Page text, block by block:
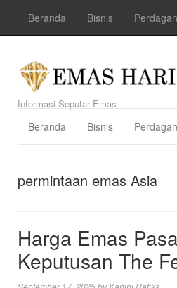
Beranda Bisnis
Informasi Seputar Emas
Beranda Bisnis
permintaan emas Asia
Harga Emas
Keputusan The